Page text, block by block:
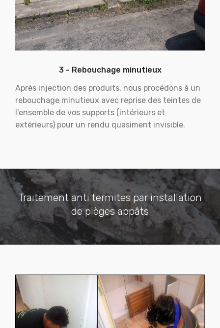
3 - Rebouchage minutieux
Après injection des produits, nous procédons à un
rebouchage minutieux avec reprise des teintes de
l'ensemble de vos supports (intérieurs et
extérieurs) pour un rendu quasiment invisible.
Traitement anti termites par installation
de pièges appâts